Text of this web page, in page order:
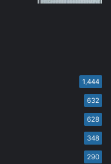
1,444
632
628
348
290